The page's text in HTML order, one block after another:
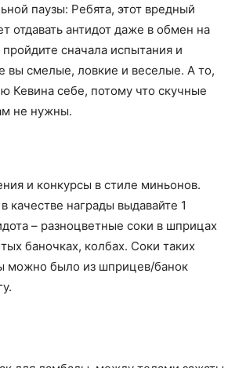
паузы: Ребята, этот вредный
отдавать антидот даже в обмен на
сначала испытания и
вы смелые, ловкие и веселые. А то,
Кевина себе, потому что скучные
не нужны.
и конкурсы в стиле миньонов.
качестве награды выдавайте 1
– разноцветные соки в шприцах
баночках, колбах. Соки таких
можно было из шприцев/банок